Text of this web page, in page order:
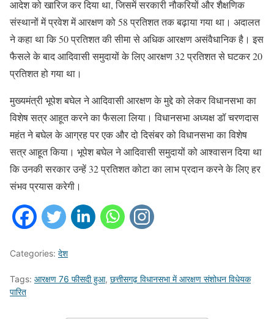
आदेश को खारिज कर दिया था, जिसमें सरकारी नौकरियों और शैक्षणिक
संस्थानों में प्रवेश में आरक्षण को 58 प्रतिशत तक बढ़ाया गया था। अदालत
ने कहा था कि 50 प्रतिशत की सीमा से अधिक आरक्षण असंवैधानिक है। इस
फैसले के बाद आदिवासी समुदायों के लिए आरक्षण 32 प्रतिशत से घटकर 20
प्रतिशत हो गया था।
मुख्यमंत्री भूपेश बघेल ने आदिवासी आरक्षण के मुद्दे को लेकर विधानसभा का
विशेष सत्र आहूत करने का फैसला लिया। विधानसभा अध्यक्ष डॉ चरणदास
महंत ने बघेल के आग्रह पर एक और दो दिसंबर को विधानसभा का विशेष
सत्र आहूत किया। भूपेश बघेल ने आदिवासी समुदायों को आश्वासन दिया था
कि उनकी सरकार उन्हें 32 प्रतिशत कोटा का लाभ प्रदान करने के लिए हर
संभव प्रयास करेगी।
Categories: देश
Tags: आरक्षण 76 फीसदी हुआ, छत्तीसगढ़ विधानसभा में आरक्षण संशोधन विधेयक
पारित